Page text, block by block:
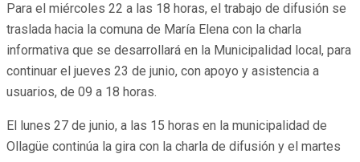
Para el miércoles 22 a las 18 horas, el trabajo de difusión se
traslada hacia la comuna de María Elena con la charla
informativa que se desarrollará en la Municipalidad local, para
continuar el jueves 23 de junio, con apoyo y asistencia a
usuarios, de 09 a 18 horas.
El lunes 27 de junio, a las 15 horas en la municipalidad de
Ollagüe continúa la gira con la charla de difusión y el martes